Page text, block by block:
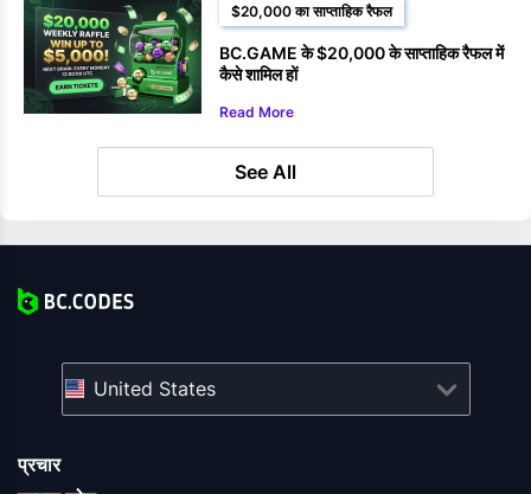
$20,000 का साप्ताहिक रैफल
BC.GAME के $20,000 के साप्ताहिक रैफल में
कैसे शामिल हों
Read More
See All
प्रचार
United States